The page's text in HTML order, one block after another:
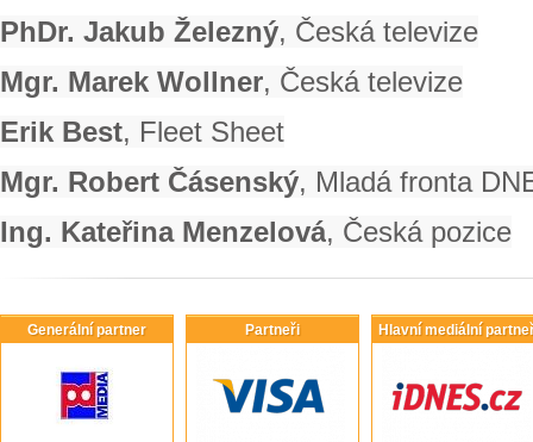
PhDr. Jakub Železný, Česká televize
Mgr. Marek Wollner, Česká televize
Erik Best, Fleet Sheet
Mgr. Robert Čásenský, Mladá fronta
Ing. Kateřina Menzelová, Česká pozice
Generální partner Partneři Hlavní mediální